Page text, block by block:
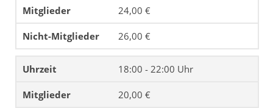
24,00 €
26,00 €
18:00 - 22:00 Uhr
20,00 €